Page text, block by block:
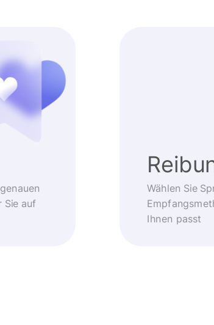
Sie auf
Wählen Sie
Ihnen passt